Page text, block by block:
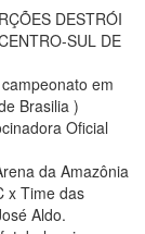
DESTRÓI
SUL DE
em
Brasilia )
Oficial
da Amazônia
x Time das
Aldo.